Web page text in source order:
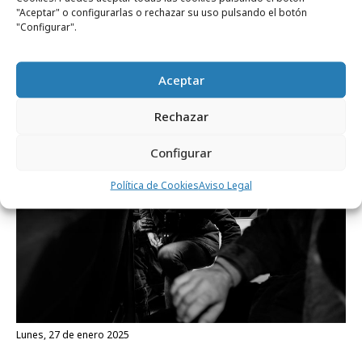
"Aceptar" o configurarlas o rechazar su uso pulsando el botón
"Configurar".
Aceptar
Rechazar
Configurar
Política de CookiesAviso Legal
miércoles, 3 de junio 2026
vivienda
lunes, 27 de enero 2025